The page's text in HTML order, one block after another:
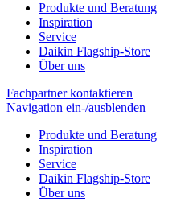
Produkte und Beratung
Inspiration
Service
Daikin Flagship-Store
Über uns
Fachpartner kontaktieren
Navigation ein-/ausblenden
Produkte und Beratung
Inspiration
Service
Daikin Flagship-Store
Über uns